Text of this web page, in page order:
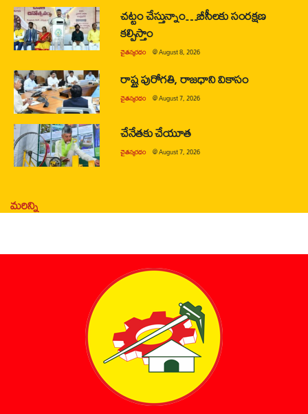
చట్టం చేస్తున్నాం…బీసీలకు సంరక్షణ
కల్పిస్తాం
చైతన్యరధం @August 8, 2026
రాష్ట్ర పురోగతి, రాజధాని వికాసం
చైతన్యరధం @August 7, 2026
చేనేతకు చేయూత
చైతన్యరధం @August 7, 2026
మరిన్ని